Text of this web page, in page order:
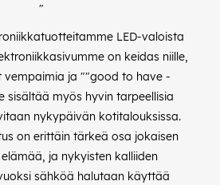
"
LED-valoista
on keidas niille,
ja ""good to have -
sisältää myös hyvin tarpeellisia
nykypäivän kotitalouksissa.
on erittäin tärkeä osa jokaisen
ja nykyisten kalliiden
sähköä halutaan käyttää